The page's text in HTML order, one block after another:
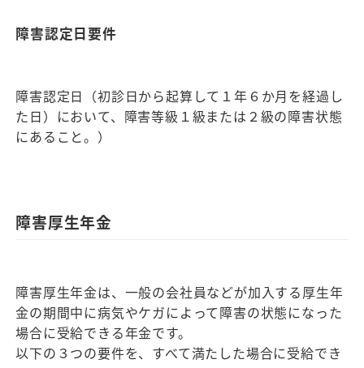
障害認定日要件
障害認定日（初診日から起算して１年６か月を経過し
た日）において、障害等級１級または２級の障害状態
にあること。）
障害厚生年金
障害厚生年金は、一般の会社員などが加入する厚生年
金の期間中に病気やケガによって障害の状態になった
場合に受給できる年金です。
以下の３つの要件を、すべて満たした場合に受給でき